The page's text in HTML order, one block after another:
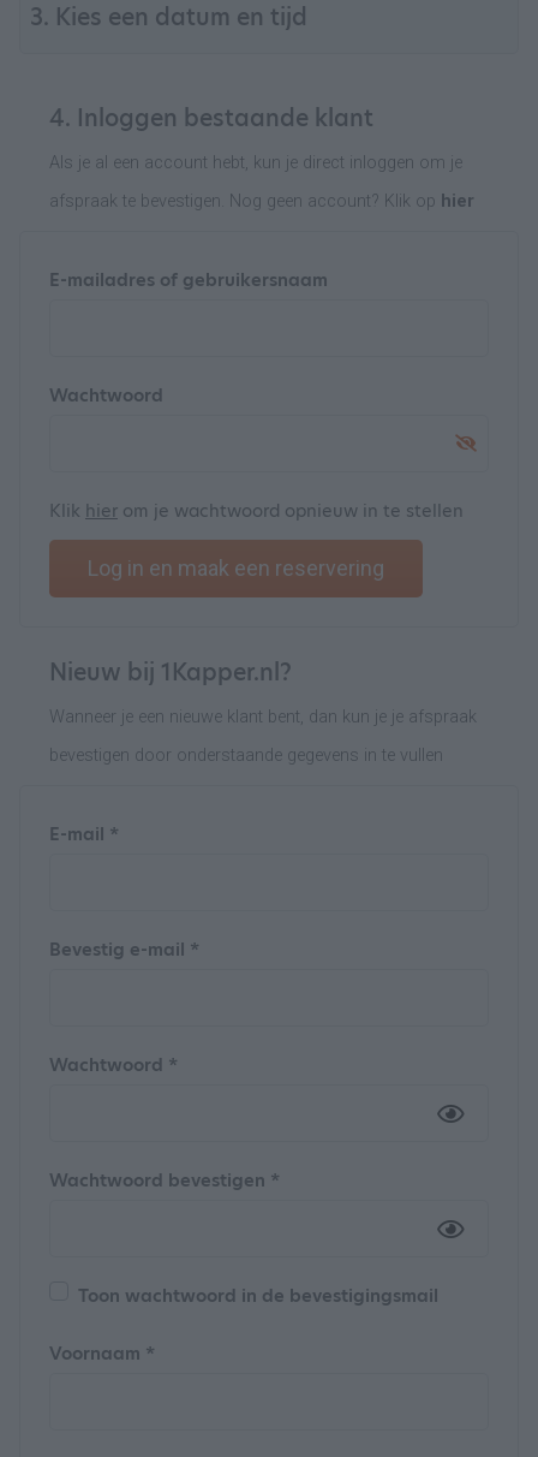
3. Kies een datum en tijd
4. Inloggen bestaande klant
Als je al een account hebt, kun je direct inloggen om je
afspraak te bevestigen. Nog geen account? Klik op hier
E-mailadres of gebruikersnaam
Wachtwoord
Klik hier om je wachtwoord opnieuw in te stellen
Log in en maak een reservering
Nieuw bij 1Kapper.nl?
Wanneer je een nieuwe klant bent, dan kun je je afspraak
bevestigen door onderstaande gegevens in te vullen
E-mail *
Bevestig e-mail *
Wachtwoord *
Wachtwoord bevestigen *
Toon wachtwoord in de bevestigingsmail
Voornaam *